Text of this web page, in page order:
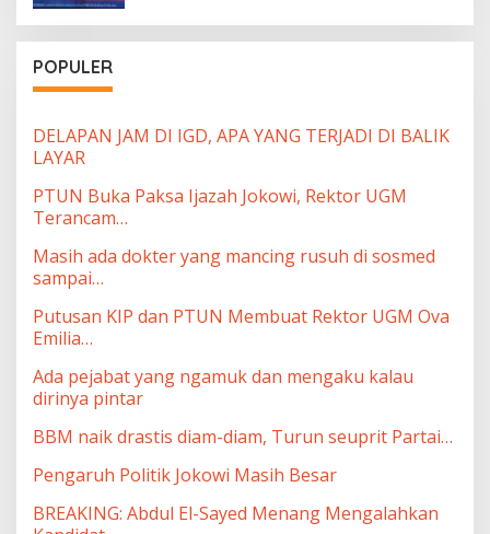
POPULER
DELAPAN JAM DI IGD, APA YANG TERJADI DI BALIK
LAYAR
PTUN Buka Paksa Ijazah Jokowi, Rektor UGM
Terancam…
Masih ada dokter yang mancing rusuh di sosmed
sampai…
Putusan KIP dan PTUN Membuat Rektor UGM Ova
Emilia…
Ada pejabat yang ngamuk dan mengaku kalau
dirinya pintar
BBM naik drastis diam-diam, Turun seuprit Partai…
Pengaruh Politik Jokowi Masih Besar
BREAKING: Abdul El-Sayed Menang Mengalahkan